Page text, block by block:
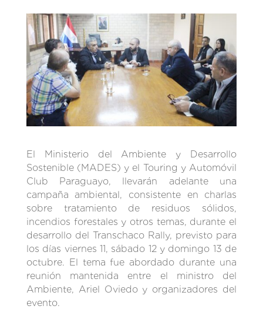
El Ministerio del Ambiente y Desarrollo
Sostenible (MADES) y el Touring y Automóvil
Club Paraguayo, llevarán adelante una
campaña ambiental, consistente en charlas
sobre tratamiento de residuos sólidos,
incendios forestales y otros temas, durante el
desarrollo del Transchaco Rally, previsto para
los días viernes 11, sábado 12 y domingo 13 de
octubre. El tema fue abordado durante una
reunión mantenida entre el ministro del
Ambiente, Ariel Oviedo y organizadores del
evento.